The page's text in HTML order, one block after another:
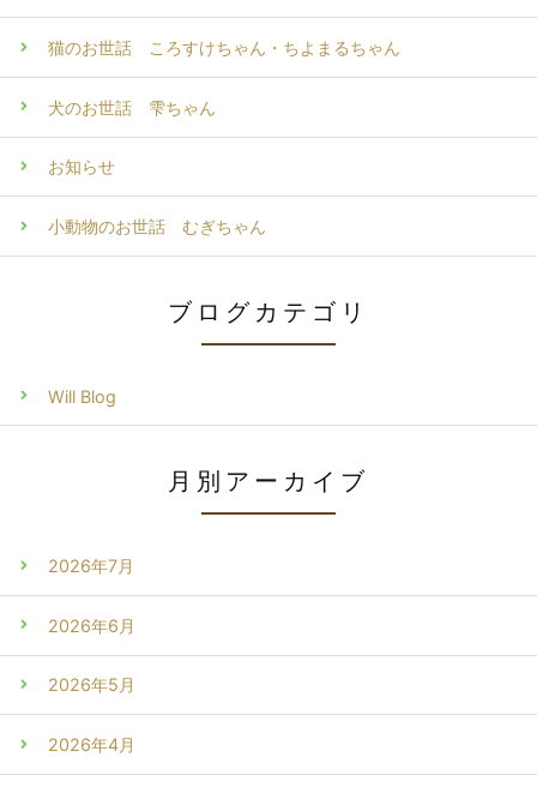
猫のお世話 ころすけちゃん・ちよまるちゃん
犬のお世話 雫ちゃん
お知らせ
小動物のお世話 むぎちゃん
ブログカテゴリ
Will Blog
月別アーカイブ
2026年7月
2026年6月
2026年5月
2026年4月